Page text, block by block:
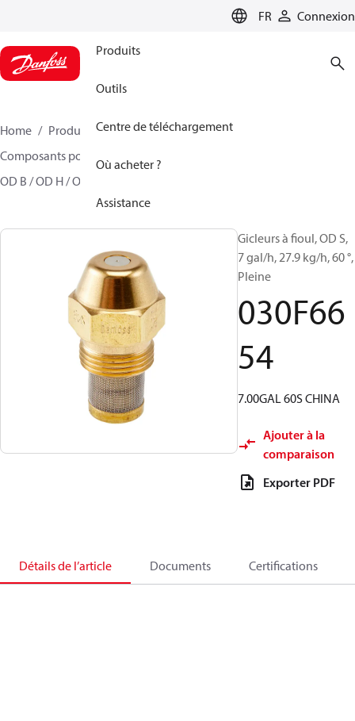
FR Connexion
Produits
Outils
Centre de téléchargement
Où acheter ?
Assistance
Home Produits
Climate Solutions - chauffage
Composants pour brûleur
OD B / OD H / OD S
Gicleurs à fioul, OD S,
7 gal/h, 27.9 kg/h, 60 °,
Pleine
030F66
54
7.00GAL 60S CHINA
Ajouter à la
comparaison
Exporter PDF
Détails de l’article Documents Certifications